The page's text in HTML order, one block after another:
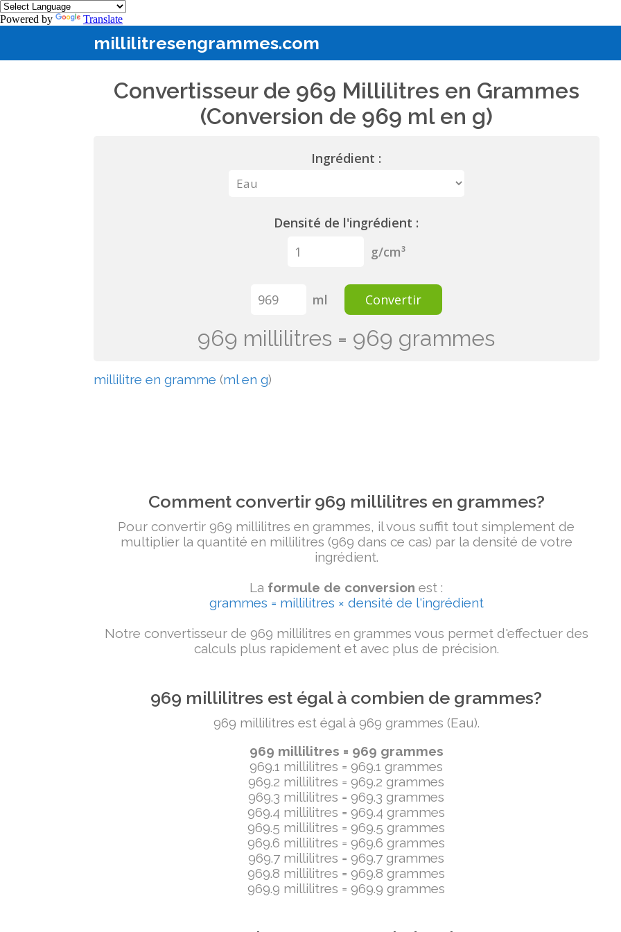
Powered by Translate
millilitresengrammes.com
Convertisseur de 969 Millilitres en Grammes
(Conversion de 969 ml en g)
Ingrédient :
Densité de l'ingrédient :
g/cm³
ml Convertir
969 millilitres = 969 grammes
millilitre en gramme (ml en g)
Comment convertir 969 millilitres en grammes?
Pour convertir 969 millilitres en grammes, il vous suffit tout simplement de
multiplier la quantité en millilitres (969 dans ce cas) par la densité de votre
ingrédient.
La formule de conversion est :
grammes = millilitres × densité de l'ingrédient
Notre convertisseur de 969 millilitres en grammes vous permet d'effectuer des
calculs plus rapidement et avec plus de précision.
969 millilitres est égal à combien de grammes?
969 millilitres est égal à 969 grammes (Eau).
969 millilitres = 969 grammes
969.1 millilitres = 969.1 grammes
969.2 millilitres = 969.2 grammes
969.3 millilitres = 969.3 grammes
969.4 millilitres = 969.4 grammes
969.5 millilitres = 969.5 grammes
969.6 millilitres = 969.6 grammes
969.7 millilitres = 969.7 grammes
969.8 millilitres = 969.8 grammes
969.9 millilitres = 969.9 grammes